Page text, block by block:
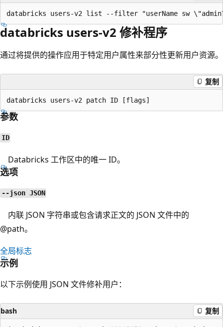
databricks users-v2 修补程序
通过将提供的操作应用于特定用户属性来部分性更新用户资源。
复制
参数
ID
Databricks 工作区中的唯一 ID。
选项
--json JSON
内联 JSON 字符串或包含请求正文的 JSON 文件中的
@path。
全局标志
示例
以下示例使用 JSON 文件修补用户：
bash 复制